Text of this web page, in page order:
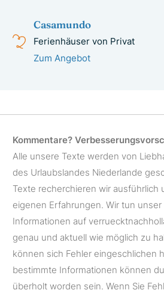
Casamundo
Ferienhäuser von Privat
Zum Angebot
Kommentare?
Alle unsere Texte werden von
des Urlaubslandes Niederlande
Texte recherchieren wir ausführlich
eigenen Erfahrungen. Wir tun
Informationen auf
genau und aktuell wie möglich zu
können sich Fehler eingeschlichen
bestimmte Informationen können
überholt worden sein. Wenn Sie